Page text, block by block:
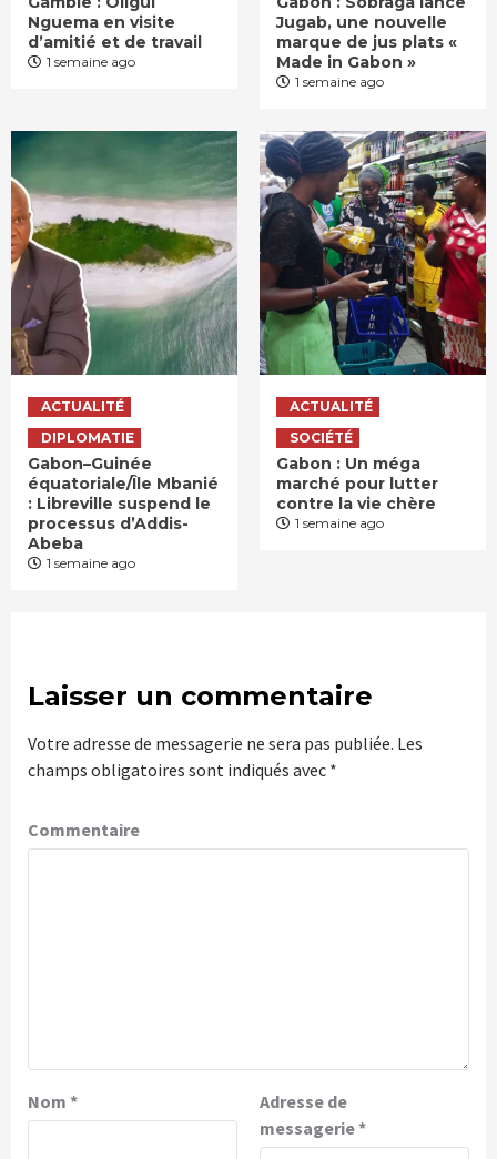
Nguema en visite
d’amitié et de travail
1 semaine ago
Jugab, une nouvelle
marque de jus plats «
Made in Gabon »
1 semaine ago
ACTUALITÉ
DIPLOMATIE
Gabon–Guinée
équatoriale/Île Mbanié
: Libreville suspend le
processus d’Addis-
Abeba
1 semaine ago
ACTUALITÉ
SOCIÉTÉ
Gabon : Un méga
marché pour lutter
contre la vie chère
1 semaine ago
Laisser un commentaire
Votre adresse de messagerie ne sera pas publiée. Les
champs obligatoires sont indiqués avec *
Commentaire
Nom *
Adresse de
messagerie*